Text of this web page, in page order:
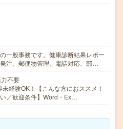
一般事務です。健康診断結果レポー
注、郵便物管理、電話対応、部…
不要
経験OK！【こんな方におススメ！
／歓迎条件】Word・Ex…